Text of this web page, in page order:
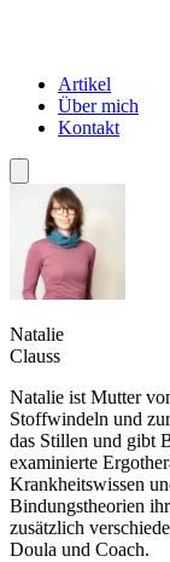
Artikel
Über mich
Kontakt
Natalie
Clauss
Natalie ist Mutter
Stoffwindeln und
das Stillen und gibt
examinierte
Krankheitswissen
Bindungstheorien
zusätzlich
Doula und Coach.